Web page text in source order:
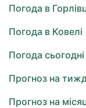
Погода в
Погода в Ковелі
Погода сьогодні
Прогноз на
Прогноз на